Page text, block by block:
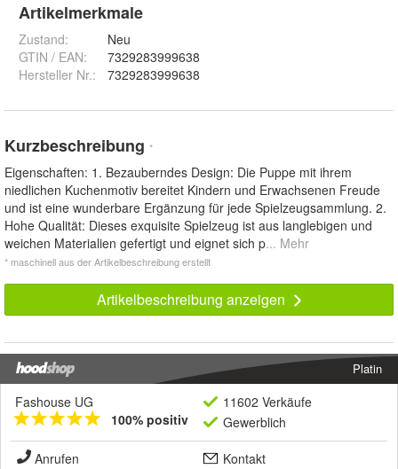
Artikelmerkmale
Zustand:
Neu
GTIN / EAN:
7329283999638
Hersteller Nr.:
7329283999638
Kurzbeschreibung *
Eigenschaften: 1. Bezauberndes Design: Die Puppe mit ihrem
niedlichen Kuchenmotiv bereitet Kindern und Erwachsenen Freude
und ist eine wunderbare Ergänzung für jede Spielzeugsammlung. 2.
Hohe Qualität: Dieses exquisite Spielzeug ist aus langlebigen und
weichen Materialien gefertigt und eignet sich p... Mehr
* maschinell aus der Artikelbeschreibung erstellt
Artikelbeschreibung anzeigen
Platin
Fashouse UG
100% positiv
11602 Verkäufe
Gewerblich
Anrufen
Kontakt